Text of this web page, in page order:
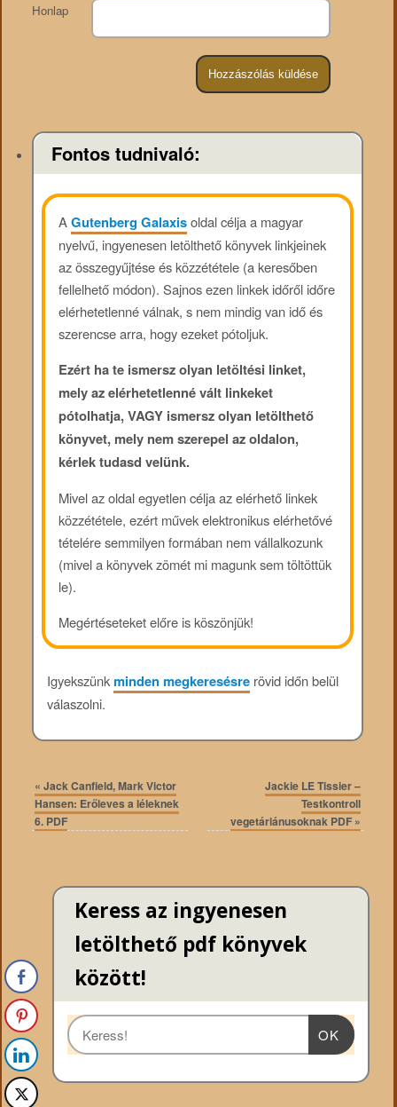
Honlap
Fontos tudnivaló:
AGutenberg Galaxisoldal célja a magyar
nyelvű, ingyenesen letölthető könyvek linkjeinek
az összegyűjtése és közzététele (a keresőben
fellelhető módon). Sajnos ezen linkek időről időre
elérhetetlenné válnak, s nem mindig van idő és
szerencse arra, hogy ezeket pótoljuk.
Ezért ha te ismersz olyan letöltési linket,
mely az elérhetetlenné vált linkeket
pótolhatja, VAGY ismersz olyan letölthető
könyvet, mely nem szerepel az oldalon,
kérlek tudasd velünk.
Mivel az oldal egyetlen célja az elérhető linkek
közzététele, ezért művek elektronikus elérhetővé
tételére semmilyen formában nem vállalkozunk
(mivel a könyvek zömét mi magunk sem töltöttük
le).
Megértéseteket előre is köszönjük!
Igyekszünkminden megkeresésrerövid időn belül
válaszolni.
« Jack Canfield, Mark Victor
Hansen: Erőleves a léleknek
6. PDF
Jackie LE Tissier –
Testkontroll
vegetáriánusoknak PDF »
Keress az ingyenesen
letölthető pdf könyvek
között!
OK